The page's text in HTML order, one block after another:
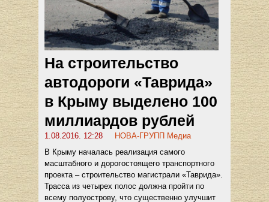
На строительство
автодороги «Таврида»
в Крыму выделено 100
миллиардов рублей
1.08.2016. 12:28
НОВА-ГРУПП Медиа
В Крыму началась реализация самого
масштабного и дорогостоящего транспортного
проекта – строительство магистрали «Таврида».
Трасса из четырех полос должна пройти по
всему полуострову, что существенно улучшит